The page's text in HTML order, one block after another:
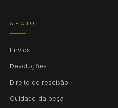
APOIO
Envios
Devoluções
Direito de rescisão
Cuidado da peça